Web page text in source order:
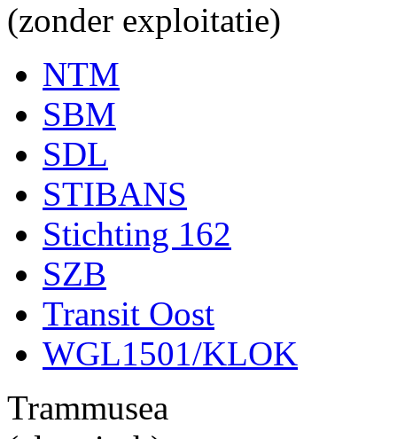
(zonder exploitatie)
NTM
SBM
SDL
STIBANS
Stichting 162
SZB
Transit Oost
WGL1501/KLOK
Trammusea